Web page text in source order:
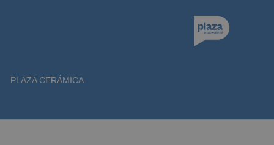
PLAZA CERÁMICA